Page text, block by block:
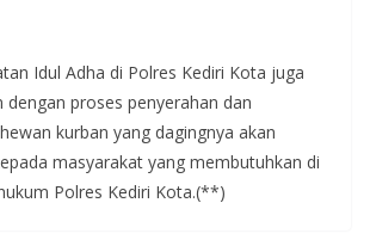
Idul Adha di Polres Kediri Kota juga
dengan proses penyerahan dan
kurban yang dagingnya akan
masyarakat yang membutuhkan di
Polres Kediri Kota.(**)